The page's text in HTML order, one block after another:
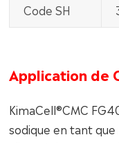
Code SH
Application de
KimaCell®CMC
sodique en tant